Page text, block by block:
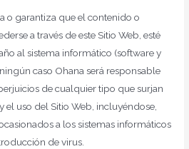
o garantiza que el contenido o
a través de este Sitio Web, esté
al sistema informático (software y
caso Ohana será responsable
de cualquier tipo que surjan
el uso del Sitio Web, incluyéndose,
a los sistemas informáticos
de virus.